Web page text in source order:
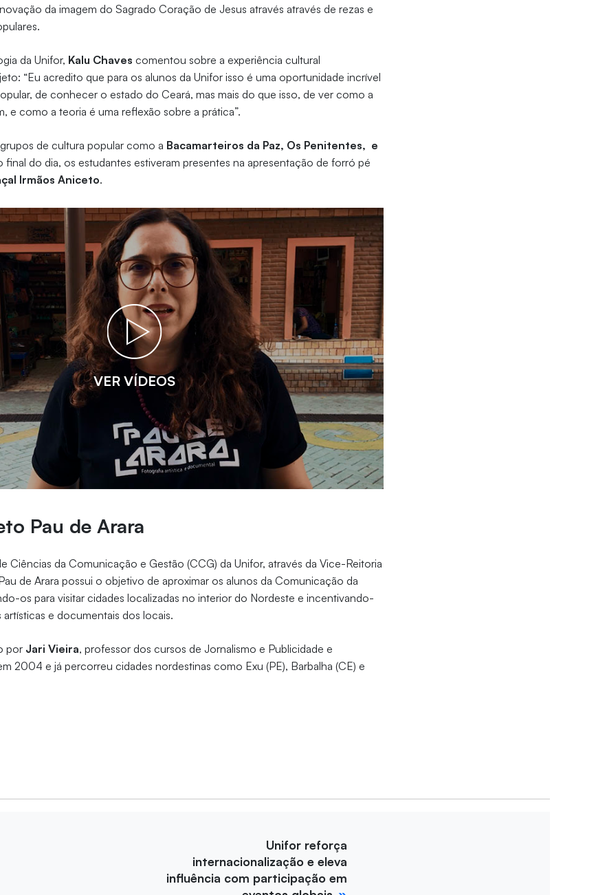
da imagem do Sagrado Coração de Jesus através através de rezas e
da Unifor, Kalu Chaves comentou sobre a experiência cultural
“Eu acredito que para os alunos da Unifor isso é uma oportunidade incrível
de conhecer o estado do Ceará, mas mais do que isso, de ver como a
e como a teoria é uma reflexão sobre a prática”.
de cultura popular como a Bacamarteiros da Paz, Os Penitentes, e
final do dia, os estudantes estiveram presentes na apresentação de forró pé
Irmãos Aniceto.
VER VÍDEOS
Pau de Arara
Ciências da Comunicação e Gestão (CCG) da Unifor, através da Vice-Reitoria
de Arara possui o objetivo de aproximar os alunos da Comunicação da
os para visitar cidades localizadas no interior do Nordeste e incentivando-
e documentais dos locais.
por Jari Vieira, professor dos cursos de Jornalismo e Publicidade e
2004 e já percorreu cidades nordestinas como Exu (PE), Barbalha (CE) e
Unifor reforça
internacionalização e eleva
influência com participação em